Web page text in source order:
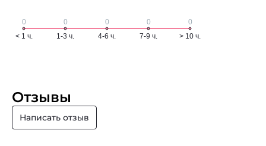
Отзывы
Написать отзыв